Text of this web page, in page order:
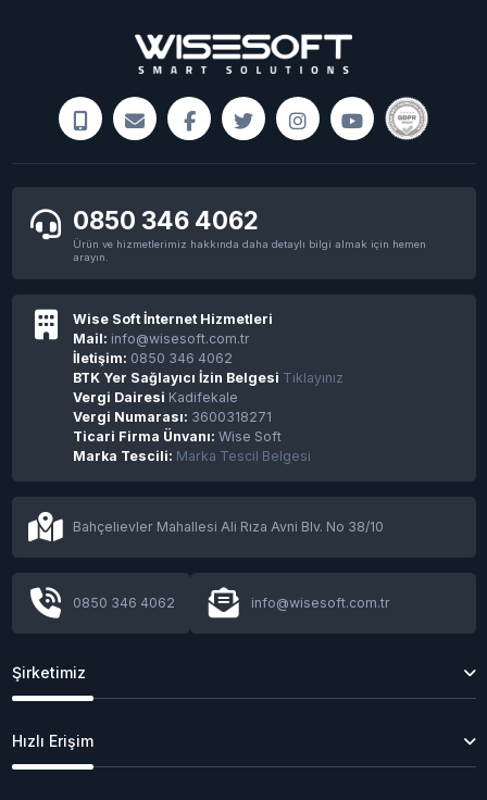
0850 346 4062
Ürün ve hizmetlerimiz hakkında daha detaylı bilgi almak için hemen
arayın.
Wise Soft İnternet Hizmetleri
Mail: info@wisesoft.com.tr
İletişim: 0850 346 4062
BTK Yer Sağlayıcı İzin Belgesi Tıklayınız
Vergi Dairesi Kadifekale
Vergi Numarası: 3600318271
Ticari Firma Ünvanı: Wise Soft
Marka Tescili: Marka Tescil Belgesi
Bahçelievler Mahallesi Ali Rıza Avni Blv. No 38/10
0850 346 4062 info@wisesoft.com.tr
Şirketimiz
Hızlı Erişim